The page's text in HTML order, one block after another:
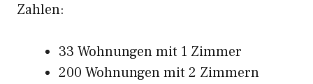
Zahlen:
33 Wohnungen mit 1 Zimmer
200 Wohnungen mit 2 Zimmern